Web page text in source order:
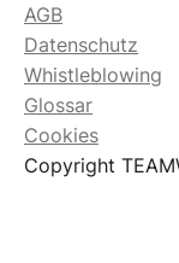
AGB
Datenschutz
Whistleblowing
Glossar
Cookies
Copyright